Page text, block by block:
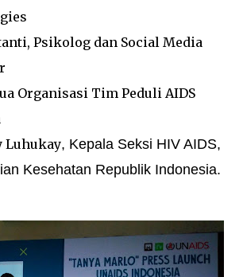
Psikolog dan Social Media
Organisasi Tim Peduli AIDS
Luhukay, Kepala Seksi HIV AIDS,
Kesehatan Republik Indonesia.